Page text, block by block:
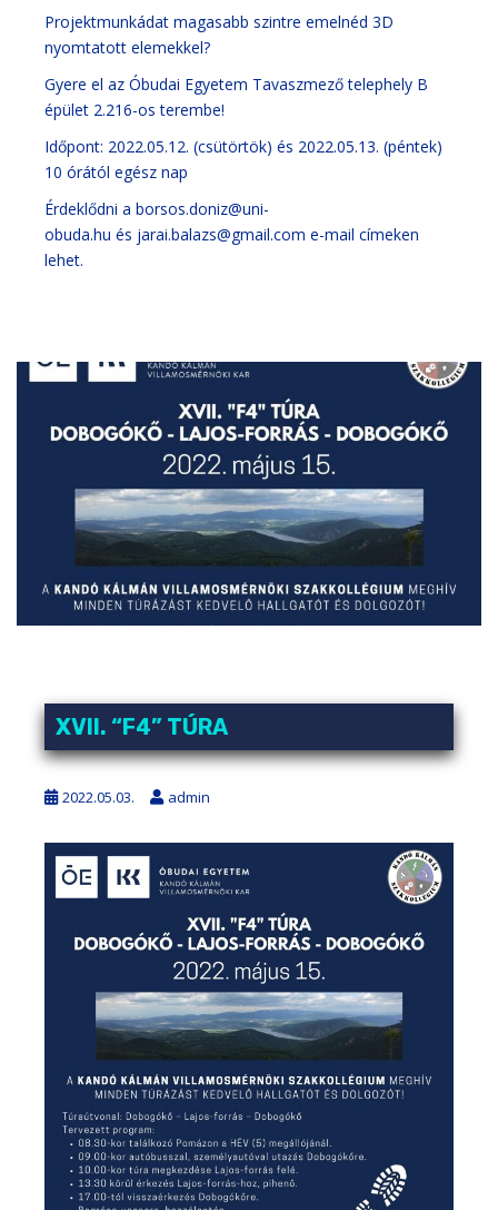
Projektmunkádat magasabb szintre emelnéd 3D
nyomtatott elemekkel?
Gyere el az Óbudai Egyetem Tavaszmező telephely B
épület 2.216-os terembe!
Időpont: 2022.05.12. (csütörtök) és 2022.05.13. (péntek)
10 órától egész nap
Érdeklődni a borsos.doniz@uni-
obuda.hu és jarai.balazs@gmail.com e-mail címeken
lehet.
XVII. “F4” TÚRA
2022.05.03. admin